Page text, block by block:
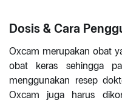
Dosis & Cara
Oxcam merupakan obat
obat keras sehingga
menggunakan resep
Oxcam juga harus